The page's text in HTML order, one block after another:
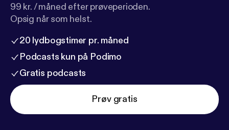
99 kr. / måned efter prøveperioden.
Opsig når som helst.
20 lydbogstimer pr. måned
Podcasts kun på Podimo
Gratis podcasts
Prøv gratis